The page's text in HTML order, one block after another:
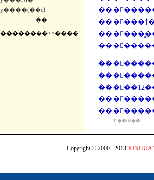
̹ɣ����(��ͼ)
��
��������>>����...
��
��
��
��
��
��
��
��
��
11��06��
Copyright © 2000 - 2013